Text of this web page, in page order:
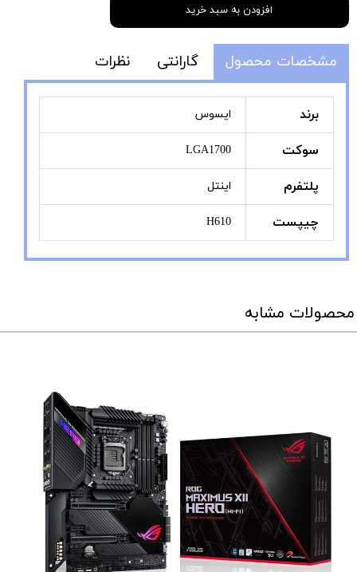
افزودن به سبد خرید
مشخصات محصول گارانتی نظرات
برند ایسوس
سوکت LGA1700
پلتفرم اینتل
چیپست H610
محصولات مشابه